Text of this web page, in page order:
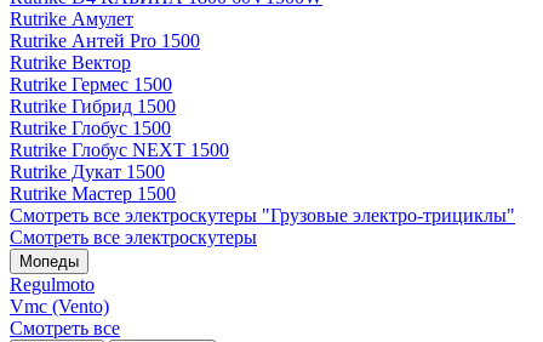
Rutrike Амулет
Rutrike Антей Pro 1500
Rutrike Вектор
Rutrike Гермес 1500
Rutrike Гибрид 1500
Rutrike Глобус 1500
Rutrike Глобус NEXT 1500
Rutrike Дукат 1500
Rutrike Мастер 1500
Смотреть все электро­скутеры "Грузовые электро‑трициклы"
Смотреть все электро­скутеры
Мопеды
Regulmoto
Vmc (Vento)
Смотреть все